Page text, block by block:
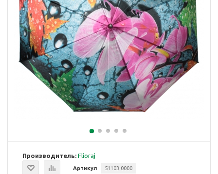
Производитель: Flioraj
Артикул 51103.0000